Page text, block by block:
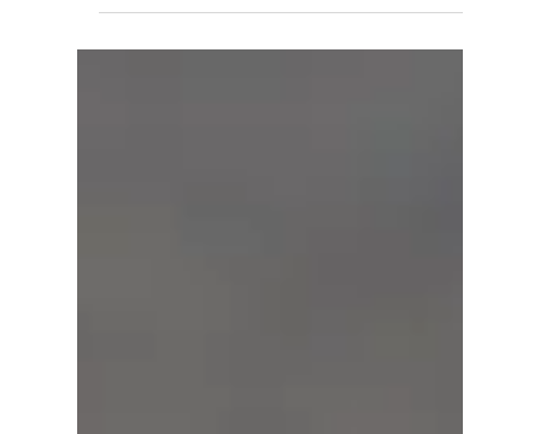
establecidas para evitar o...